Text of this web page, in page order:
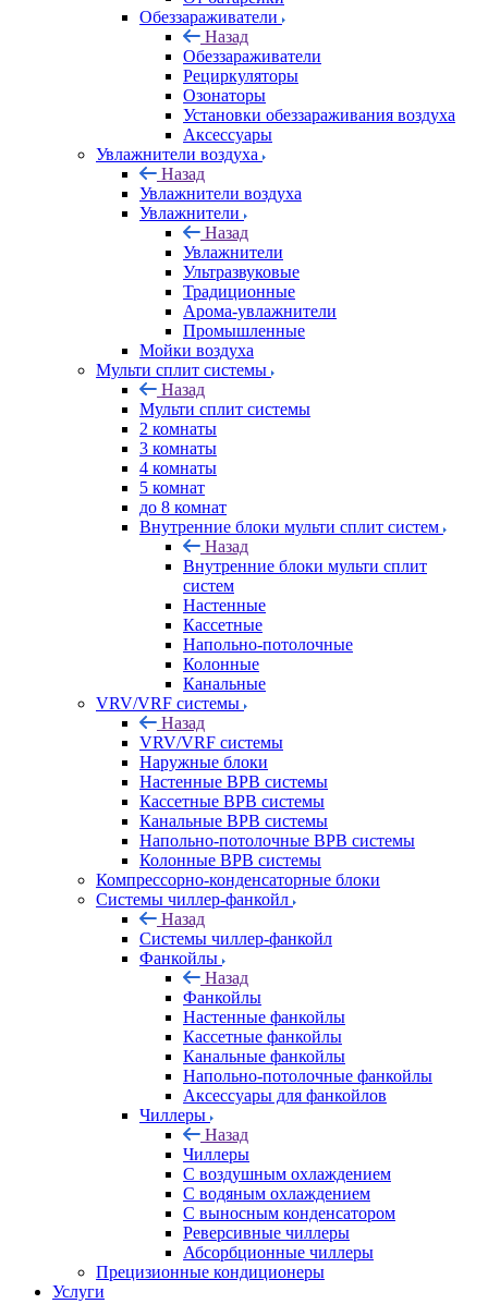
Обеззараживатели
Назад
Обеззараживатели
Рециркуляторы
Озонаторы
Установки обеззараживания воздуха
Аксессуары
Увлажнители воздуха
Назад
Увлажнители воздуха
Увлажнители
Назад
Увлажнители
Ультразвуковые
Традиционные
Арома-увлажнители
Промышленные
Мойки воздуха
Мульти сплит системы
Назад
Мульти сплит системы
2 комнаты
3 комнаты
4 комнаты
5 комнат
до 8 комнат
Внутренние блоки мульти сплит систем
Назад
Внутренние блоки мульти сплит
систем
Настенные
Кассетные
Напольно-потолочные
Колонные
Канальные
VRV/VRF системы
Назад
VRV/VRF системы
Наружные блоки
Настенные ВРВ системы
Кассетные ВРВ системы
Канальные ВРВ системы
Напольно-потолочные ВРВ системы
Колонные ВРВ системы
Компрессорно-конденсаторные блоки
Системы чиллер-фанкойл
Назад
Системы чиллер-фанкойл
Фанкойлы
Назад
Фанкойлы
Настенные фанкойлы
Кассетные фанкойлы
Канальные фанкойлы
Напольно-потолочные фанкойлы
Аксессуары для фанкойлов
Чиллеры
Назад
Чиллеры
С воздушным охлаждением
С водяным охлаждением
С выносным конденсатором
Реверсивные чиллеры
Абсорбционные чиллеры
Прецизионные кондиционеры
Услуги